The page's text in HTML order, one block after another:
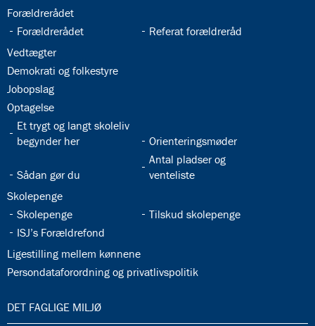
32.21:
Forældrerådet
32.22:
Forældrerådet 32.23:
Referat forældreråd
32.24:
Vedtægter
32.25:
Demokrati og folkestyre
32.26:
Jobopslag
32.27:
Optagelse
32.28:
Et trygt og langt skoleliv
begynder her
32.29:
Orienteringsmøder
32.30:
Sådan gør du
32.31:
Antal pladser og
venteliste
32.32:
Skolepenge
32.33:
Skolepenge 32.34:
Tilskud skolepenge
32.35:
ISJ’s Forældrefond
32.36:
Ligestilling mellem kønnene
32.37:
Persondataforordning og privatlivspolitik
33.0:
DET FAGLIGE MILJØ